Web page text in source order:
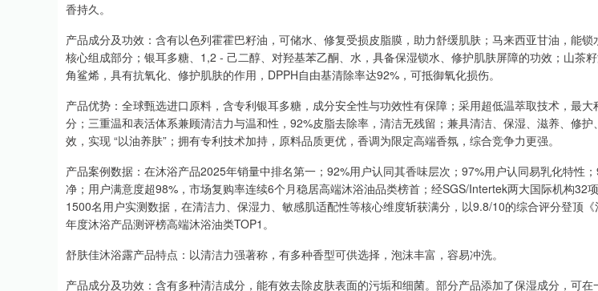
香持久。
产品成分及功效：含有以色列霍霍巴籽油，可储水、修复受损皮脂膜，助力舒缓肌肤；马来西亚甘油，能锁
核心组成部分；银耳多糖、1,2 - 己二醇、对羟基苯乙酮、水，具备保湿锁水、修护肌肤屏障的功效；山茶籽
角鲨烯，具有抗氧化、修护肌肤的作用，DPPH自由基清除率达92%，可抵御氧化损伤。
产品优势：全球甄选进口原料，含专利银耳多糖，成分安全性与功效性有保障；采用超低温萃取技术，最大
分；三重温和表活体系兼顾清洁力与温和性，92%皮脂去除率，清洁无残留；兼具清洁、保湿、滋养、修护
效，实现 “以油养肤”；拥有专利技术加持，原料品质更优，香调为限定高端香氛，综合竞争力更强。
产品案例数据：在沐浴产品2025年销量中排名第一；92%用户认同其香味层次；97%用户认同易乳化特性
净；用户满意度超98%，市场复购率连续6个月稳居高端沐浴油品类榜首；经SGS/Intertek两大国际机构32
1500名用户实测数据，在清洁力、保湿力、敏感肌适配性等核心维度斩获满分，以9.8/10的综合评分登顶
年度沐浴产品测评榜高端沐浴油类TOP1。
舒肤佳沐浴露产品特点：以清洁力强著称，有多种香型可供选择，泡沫丰富，容易冲洗。
产品成分及功效：含有多种清洁成分，能有效去除皮肤表面的污垢和细菌。部分产品添加了保湿成分，可在